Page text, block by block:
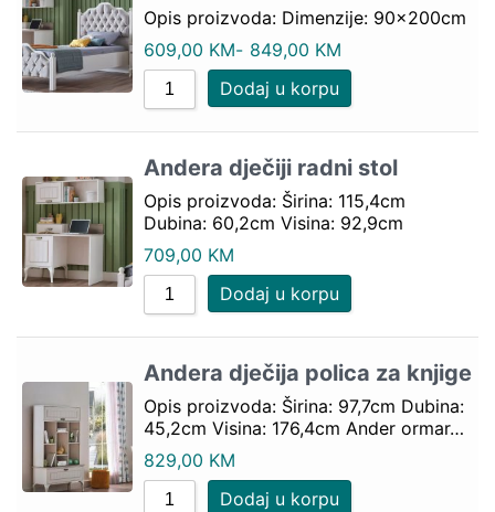
Opis proizvoda: Dimenzije: 90x200cm
609,00 KM- 849,00 KM
Dodaj u korpu
Andera dječiji radni stol
Opis proizvoda: Širina: 115,4cm
Dubina: 60,2cm Visina: 92,9cm
709,00 KM
Dodaj u korpu
Andera dječija polica za knjige
Opis proizvoda: Širina: 97,7cm Dubina:
45,2cm Visina: 176,4cm Ander ormar…
829,00 KM
Dodaj u korpu